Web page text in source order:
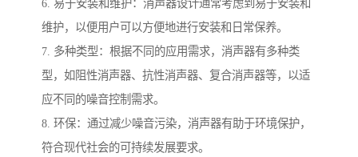
6. 易于安装和维护：消声器设计通常考虑到易于安装和
维护，以便用户可以方便地进行安装和日常保养。
7. 多种类型：根据不同的应用需求，消声器有多种类
型，如阻性消声器、抗性消声器、复合消声器等，以适
应不同的噪音控制需求。
8. 环保：通过减少噪音污染，消声器有助于环境保护，
符合现代社会的可持续发展要求。